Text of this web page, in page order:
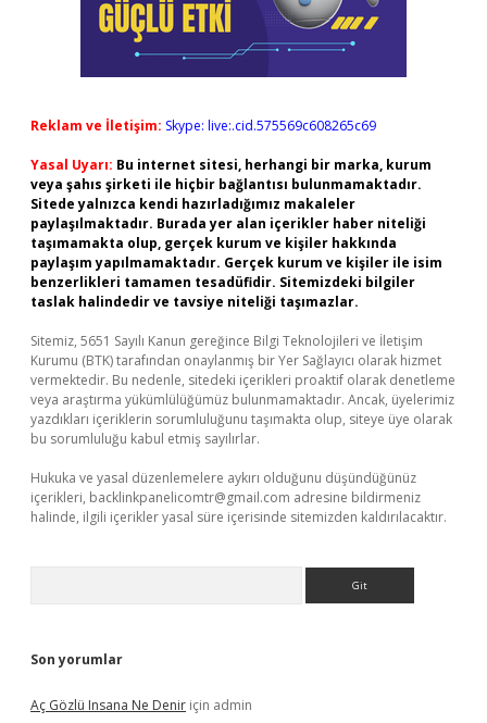
Reklam ve İletişim: Skype: live:.cid.575569c608265c69
Yasal Uyarı: Bu internet sitesi, herhangi bir marka, kurum
veya şahıs şirketi ile hiçbir bağlantısı bulunmamaktadır.
Sitede yalnızca kendi hazırladığımız makaleler
paylaşılmaktadır. Burada yer alan içerikler haber niteliği
taşımamakta olup, gerçek kurum ve kişiler hakkında
paylaşım yapılmamaktadır. Gerçek kurum ve kişiler ile isim
benzerlikleri tamamen tesadüfidir. Sitemizdeki bilgiler
taslak halindedir ve tavsiye niteliği taşımazlar.
Sitemiz, 5651 Sayılı Kanun gereğince Bilgi Teknolojileri ve İletişim
Kurumu (BTK) tarafından onaylanmış bir Yer Sağlayıcı olarak hizmet
vermektedir. Bu nedenle, sitedeki içerikleri proaktif olarak denetleme
veya araştırma yükümlülüğümüz bulunmamaktadır. Ancak, üyelerimiz
yazdıkları içeriklerin sorumluluğunu taşımakta olup, siteye üye olarak
bu sorumluluğu kabul etmiş sayılırlar.
Hukuka ve yasal düzenlemelere aykırı olduğunu düşündüğünüz
içerikleri, backlinkpanelicomtr@gmail.com adresine bildirmeniz
halinde, ilgili içerikler yasal süre içerisinde sitemizden kaldırılacaktır.
Son yorumlar
Aç Gözlü Insana Ne Denir için admin